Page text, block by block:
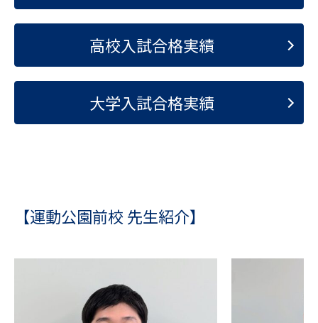
高校入試合格実績
大学入試合格実績
【運動公園前校 先生紹介】